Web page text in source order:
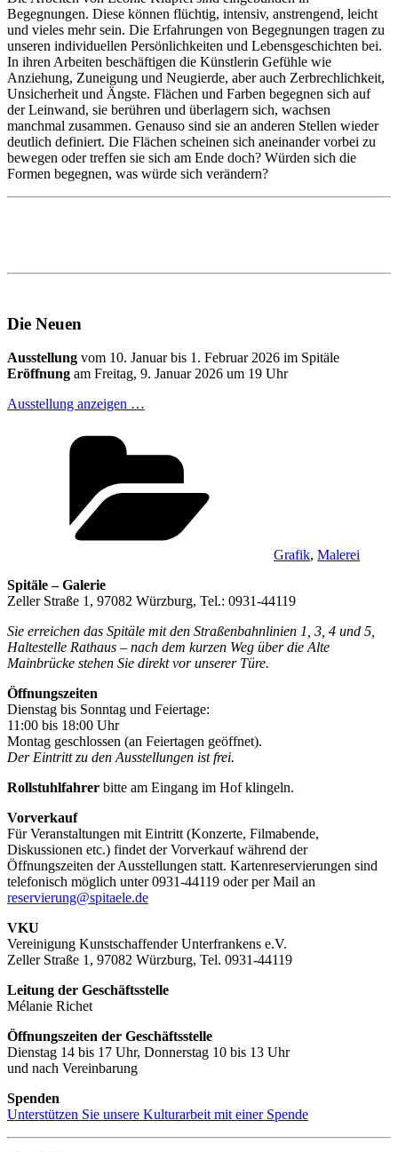
Begegnungen. Diese können flüchtig, intensiv, anstrengend, leicht
und vieles mehr sein. Die Erfahrungen von Begegnungen tragen zu
unseren individuellen Persönlichkeiten und Lebensgeschichten bei.
In ihren Arbeiten beschäftigen die Künstlerin Gefühle wie
Anziehung, Zuneigung und Neugierde, aber auch Zerbrechlichkeit,
Unsicherheit und Ängste. Flächen und Farben begegnen sich auf
der Leinwand, sie berühren und überlagern sich, wachsen
manchmal zusammen. Genauso sind sie an anderen Stellen wieder
deutlich definiert. Die Flächen scheinen sich aneinander vorbei zu
bewegen oder treffen sie sich am Ende doch? Würden sich die
Formen begegnen, was würde sich verändern?
Die Neuen
Ausstellung vom 10. Januar bis 1. Februar 2026 im Spitäle
Eröffnung am Freitag, 9. Januar 2026 um 19 Uhr
Ausstellung anzeigen …
Grafik, Malerei
Spitäle – Galerie
Zeller Straße 1, 97082 Würzburg, Tel.: 0931-44119
Sie erreichen das Spitäle mit den Straßenbahnlinien 1, 3, 4 und 5,
Haltestelle Rathaus – nach dem kurzen Weg über die Alte
Mainbrücke stehen Sie direkt vor unserer Türe.
Öffnungszeiten
Dienstag bis Sonntag und Feiertage:
11:00 bis 18:00 Uhr
Montag geschlossen (an Feiertagen geöffnet).
Der Eintritt zu den Ausstellungen ist frei.
Rollstuhlfahrer bitte am Eingang im Hof klingeln.
Vorverkauf
Für Veranstaltungen mit Eintritt (Konzerte, Filmabende,
Diskussionen etc.) findet der Vorverkauf während der
Öffnungszeiten der Ausstellungen statt. Kartenreservierungen sind
telefonisch möglich unter 0931-44119 oder per Mail an
reservierung@spitaele.de
VKU
Vereinigung Kunstschaffender Unterfrankens e.V.
Zeller Straße 1, 97082 Würzburg, Tel. 0931-44119
Leitung der Geschäftsstelle
Mélanie Richet
Öffnungszeiten der Geschäftsstelle
Dienstag 14 bis 17 Uhr, Donnerstag 10 bis 13 Uhr
und nach Vereinbarung
Spenden
Unterstützen Sie unsere Kulturarbeit mit einer Spende